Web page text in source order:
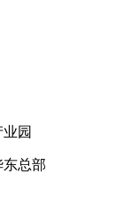
园
总部